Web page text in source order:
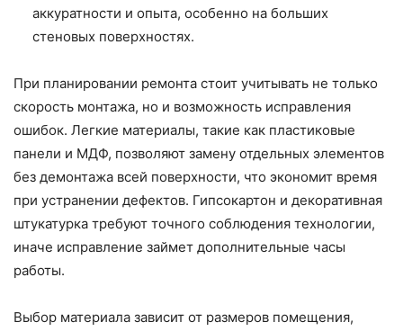
аккуратности и опыта, особенно на больших
стеновых поверхностях.
При планировании ремонта стоит учитывать не только
скорость монтажа, но и возможность исправления
ошибок. Легкие материалы, такие как пластиковые
панели и МДФ, позволяют замену отдельных элементов
без демонтажа всей поверхности, что экономит время
при устранении дефектов. Гипсокартон и декоративная
штукатурка требуют точного соблюдения технологии,
иначе исправление займет дополнительные часы
работы.
Выбор материала зависит от размеров помещения,